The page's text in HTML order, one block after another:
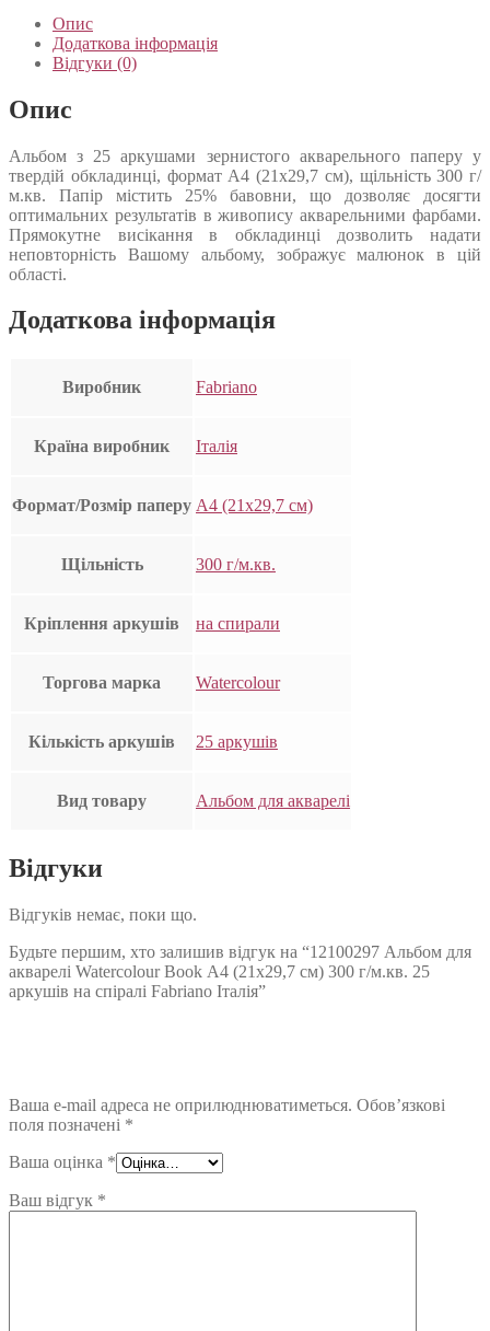
Опис
Додаткова інформація
Відгуки (0)
Опис
Альбом з 25 аркушами зернистого акварельного паперу у
твердій обкладинці, формат А4 (21х29,7 см), щільність 300 г/
м.кв. Папір містить 25% бавовни, що дозволяє досягти
оптимальних результатів в живопису акварельними фарбами.
Прямокутне висікання в обкладинці дозволить надати
неповторність Вашому альбому, зображує малюнок в цій
області.
Додаткова інформація
Виробник Fabriano
Країна виробник Італія
Формат/Розмір паперу А4 (21х29,7 см)
Щільність 300 г/м.кв.
Кріплення аркушів на спирали
Торгова марка Watercolour
Кількість аркушів 25 аркушів
Вид товару Альбом для акварелі
Відгуки
Відгуків немає, поки що.
Будьте першим, хто залишив відгук на “12100297 Альбом для
акварелі Watercolour Book А4 (21х29,7 см) 300 г/м.кв. 25
аркушів на спіралі Fabriano Італія”
Ваша e-mail адреса не оприлюднюватиметься. Обов’язкові
поля позначені *
Ваша оцінка *
Ваш відгук *